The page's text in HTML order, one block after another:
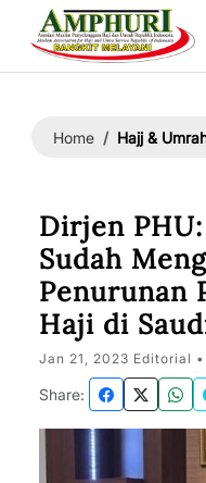
Home Hajj &
Dirjen
Sudah
Penurunan
Haji di
Jan 21, 2023 Editorial •
Share: